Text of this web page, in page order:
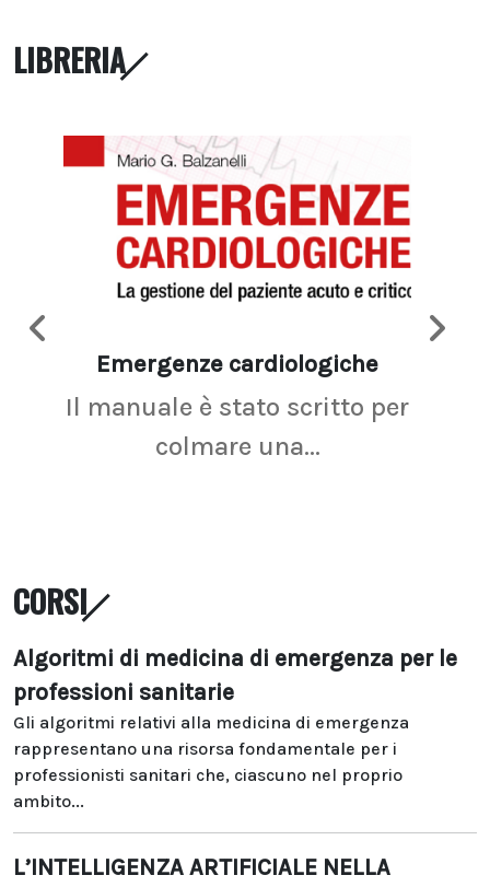
LIBRERIA
Emergenze cardiologiche
Il manuale è stato scritto per
colmare una...
CORSI
Algoritmi di medicina di emergenza per le
professioni sanitarie
Gli algoritmi relativi alla medicina di emergenza
rappresentano una risorsa fondamentale per i
professionisti sanitari che, ciascuno nel proprio
ambito...
L’INTELLIGENZA ARTIFICIALE NELLA